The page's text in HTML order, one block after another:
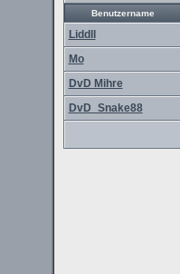
Benutzername
Liddll
Mo
DvD Mihre
DvD_Snake88